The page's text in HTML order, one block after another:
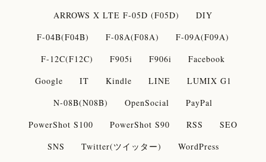
ARROWS X LTE F-05D (F05D)
DIY
F-04B(F04B)
F-08A(F08A)
F-09A(F09A)
F-12C(F12C)
F905i F906i
Facebook
Google
IT Kindle LINE
LUMIX G1
N-08B(N08B)
OpenSocial
PayPal
PowerShot S100
PowerShot S90 RSS
SEO
SNS
Twitter(ツイッター)
WordPress